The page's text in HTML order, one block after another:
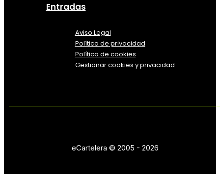
Entradas
Aviso Legal
Política de privacidad
Política de cookies
Gestionar cookies y privacidad
eCartelera © 2005 - 2026